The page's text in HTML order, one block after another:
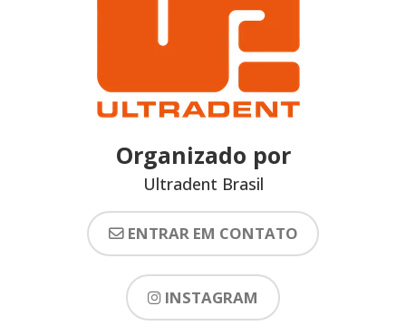
Organizado por
Ultradent Brasil
ENTRAR EM CONTATO
INSTAGRAM